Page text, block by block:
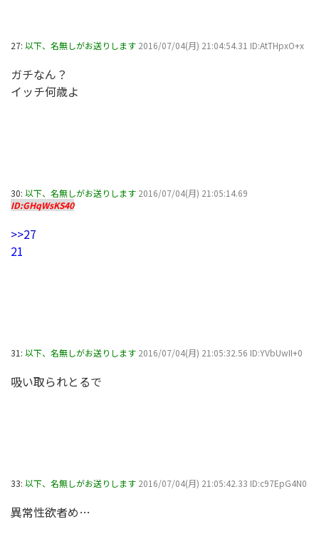
27: 以下、名無しがお送りします 2016/07/04(月) 21:04:54.31 ID:AtTHpxO+x
ガチなん？
イッチ何歳よ
30: 以下、名無しがお送りします 2016/07/04(月) 21:05:14.69
ID:GHqWsKS40
>>27
21
31: 以下、名無しがお送りします 2016/07/04(月) 21:05:32.56 ID:YVbUwII+0
吸い取られとるで
33: 以下、名無しがお送りします 2016/07/04(月) 21:05:42.33 ID:c97EpG4N0
異常性欲者め…